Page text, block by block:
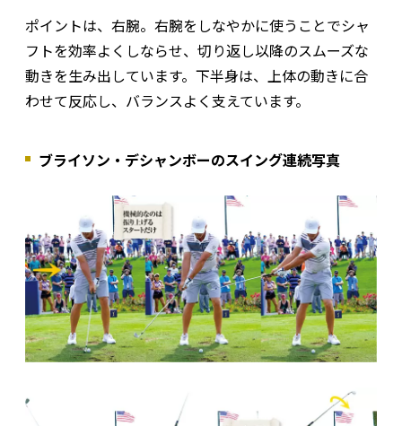
ポイントは、右腕。右腕をしなやかに使うことでシャ
フトを効率よくしならせ、切り返し以降のスムーズな
動きを生み出しています。下半身は、上体の動きに合
わせて反応し、バランスよく支えています。
ブライソン・デシャンボーのスイング連続写真